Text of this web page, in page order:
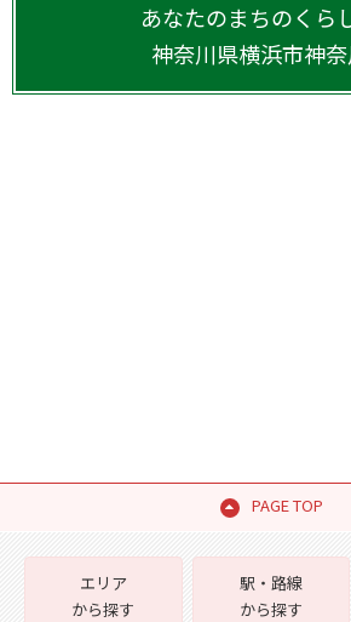
あなたのまちのくら
神奈川県横浜市神
PAGE TOP
エリア
から探す
駅・路線
から探す